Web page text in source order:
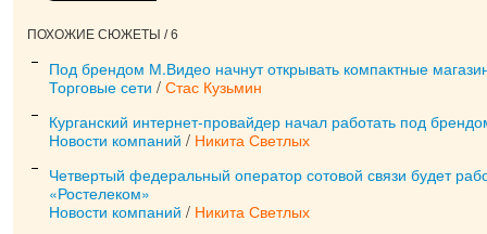
ПОХОЖИЕ СЮЖЕТЫ / 6
Под брендом М.Видео начнут открывать компактные
Торговые сети / Стас Кузьмин
Курганский интернет-провайдер начал работать под
Новости компаний / Никита Светлых
Четвертый федеральный оператор сотовой связи будет
«Ростелеком»
Новости компаний / Никита Светлых